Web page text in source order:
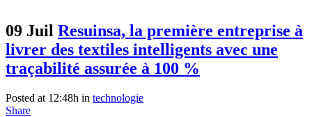
09 Juil Resuinsa, la première entreprise à
livrer des textiles intelligents avec une
traçabilité assurée à 100 %
Posted at 12:48h in technologie
Share